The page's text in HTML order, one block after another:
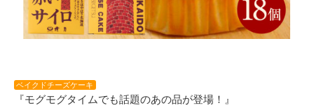
ベイクドチーズケーキ
『モグモグタイムでも話題のあの品が登場！』